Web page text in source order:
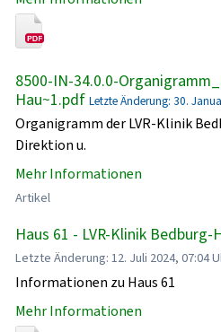
8500-IN-34.0.0-
Hau~1.pdf Letzte Änderung: 30.
Organigramm der LVR-Klinik
Direktion u.
Mehr Informationen
Artikel
Haus 61 - LVR-Klinik Bedburg-
Letzte Änderung: 12. Juli 2024, 07:04
Informationen zu Haus 61
Mehr Informationen